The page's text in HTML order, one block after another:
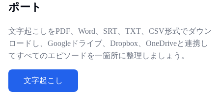
ポート
文字起こしをPDF、Word、SRT、TXT、CSV形式でダウン
ロードし、Googleドライブ、Dropbox、OneDriveと連携し
てすべてのエピソードを一箇所に整理しましょう。
文字起こし